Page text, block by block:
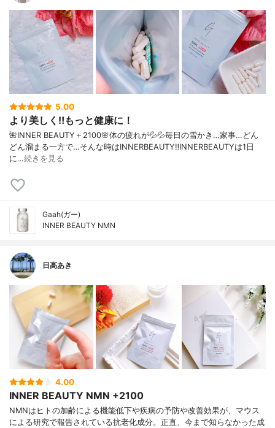
5.00
より美しく‼️もっと健康に！
🌺INNER BEAUTY＋2100🌸体の疲れが💦💦毎日の雪かき…家事…どん
どん溜まる一方で…そんな時はINNERBEAUTY‼️INNERBEAUTYは1日
に…続きを見る
Gaah(ガー)
INNER BEAUTY NMN
日高あき
4.00
INNER BEAUTY NMN +2100
NMNはヒトの加齢による機能低下や疾病の予防や改善効果が、マウス
による研究で報告されている抗老化成分。正直、今まで知らなかった成